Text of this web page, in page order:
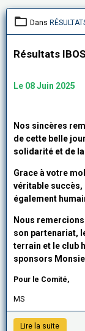
Dans
Résultats
Le 08 Juin 2025
Nos sincères
de cette belle
solidarité et de
Grace à votre
véritable succès,
également
Nous
son partenariat,
terrain et le club
sponsors
Pour le Comité,
MS
Lire la suite